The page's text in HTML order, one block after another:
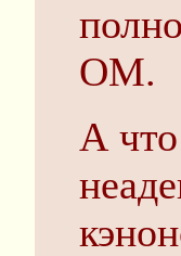
ОМ.
А